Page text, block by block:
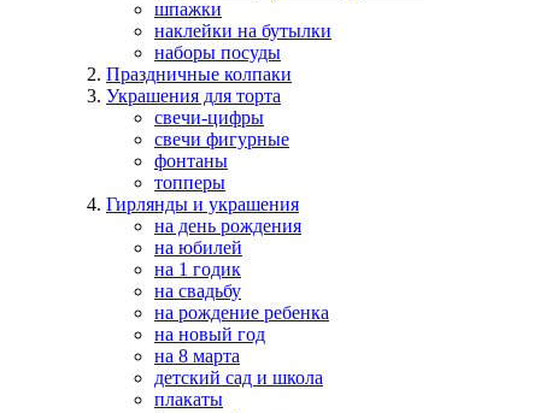
шпажки
наклейки на бутылки
наборы посуды
Праздничные колпаки
Украшения для торта
свечи-цифры
свечи фигурные
фонтаны
топперы
Гирлянды и украшения
на день рождения
на юбилей
на 1 годик
на свадьбу
на рождение ребенка
на новый год
на 8 марта
детский сад и школа
плакаты